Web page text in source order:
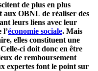
de plus en plus
OBNL de réaliser des
leurs liens avec leur
l’économie sociale. Mais
elles constituent une
ci doit donc en être
de remboursement
expertes font le point sur